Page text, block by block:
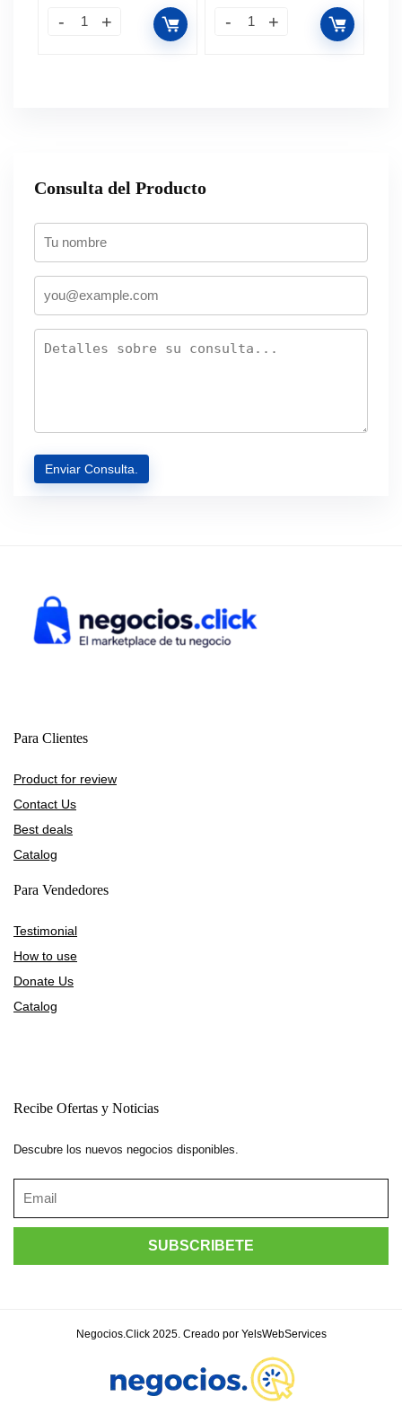
Consulta del Producto
Para Clientes
Product for review
Contact Us
Best deals
Catalog
Para Vendedores
Testimonial
How to use
Donate Us
Catalog
Recibe Ofertas y Noticias
Descubre los nuevos negocios disponibles.
Negocios.Click 2025. Creado por YelsWebServices